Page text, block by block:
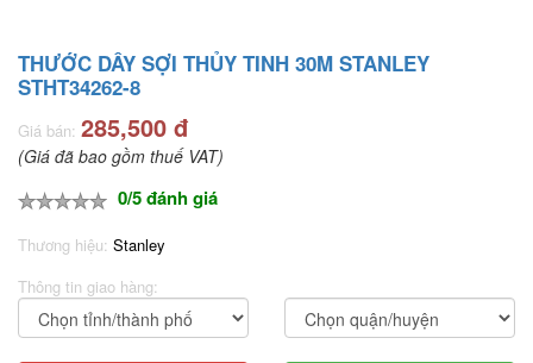
THƯỚC DÂY SỢI THỦY TINH 30M STANLEY
STHT34262-8
Giá bán: 285,500 đ
(Giá đã bao gồm thuế VAT)
0/5 đánh giá
Thương hiệu: Stanley
Thông tin giao hàng: